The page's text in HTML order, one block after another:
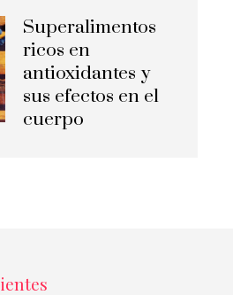
Superalimentos
ricos en
antioxidantes y
sus efectos en el
cuerpo